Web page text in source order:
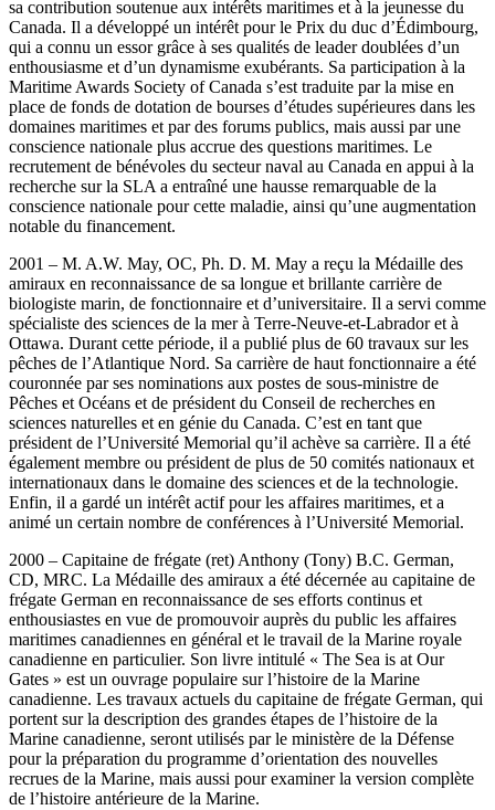
sa contribution soutenue aux intérêts maritimes et à la jeunesse du
Canada. Il a développé un intérêt pour le Prix du duc d’Édimbourg,
qui a connu un essor grâce à ses qualités de leader doublées d’un
enthousiasme et d’un dynamisme exubérants. Sa participation à la
Maritime Awards Society of Canada s’est traduite par la mise en
place de fonds de dotation de bourses d’études supérieures dans les
domaines maritimes et par des forums publics, mais aussi par une
conscience nationale plus accrue des questions maritimes. Le
recrutement de bénévoles du secteur naval au Canada en appui à la
recherche sur la SLA a entraîné une hausse remarquable de la
conscience nationale pour cette maladie, ainsi qu’une augmentation
notable du financement.
2001 – M. A.W. May, OC, Ph. D. M. May a reçu la Médaille des
amiraux en reconnaissance de sa longue et brillante carrière de
biologiste marin, de fonctionnaire et d’universitaire. Il a servi comme
spécialiste des sciences de la mer à Terre-Neuve-et-Labrador et à
Ottawa. Durant cette période, il a publié plus de 60 travaux sur les
pêches de l’Atlantique Nord. Sa carrière de haut fonctionnaire a été
couronnée par ses nominations aux postes de sous-ministre de
Pêches et Océans et de président du Conseil de recherches en
sciences naturelles et en génie du Canada. C’est en tant que
président de l’Université Memorial qu’il achève sa carrière. Il a été
également membre ou président de plus de 50 comités nationaux et
internationaux dans le domaine des sciences et de la technologie.
Enfin, il a gardé un intérêt actif pour les affaires maritimes, et a
animé un certain nombre de conférences à l’Université Memorial.
2000 – Capitaine de frégate (ret) Anthony (Tony) B.C. German,
CD, MRC. La Médaille des amiraux a été décernée au capitaine de
frégate German en reconnaissance de ses efforts continus et
enthousiastes en vue de promouvoir auprès du public les affaires
maritimes canadiennes en général et le travail de la Marine royale
canadienne en particulier. Son livre intitulé « The Sea is at Our
Gates » est un ouvrage populaire sur l’histoire de la Marine
canadienne. Les travaux actuels du capitaine de frégate German, qui
portent sur la description des grandes étapes de l’histoire de la
Marine canadienne, seront utilisés par le ministère de la Défense
pour la préparation du programme d’orientation des nouvelles
recrues de la Marine, mais aussi pour examiner la version complète
de l’histoire antérieure de la Marine.